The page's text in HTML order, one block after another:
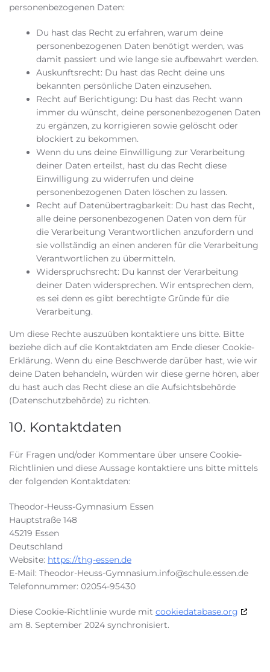
personenbezogenen Daten:
Du hast das Recht zu erfahren, warum deine
personenbezogenen Daten benötigt werden, was
damit passiert und wie lange sie aufbewahrt werden.
Auskunftsrecht: Du hast das Recht deine uns
bekannten persönliche Daten einzusehen.
Recht auf Berichtigung: Du hast das Recht wann
immer du wünscht, deine personenbezogenen Daten
zu ergänzen, zu korrigieren sowie gelöscht oder
blockiert zu bekommen.
Wenn du uns deine Einwilligung zur Verarbeitung
deiner Daten erteilst, hast du das Recht diese
Einwilligung zu widerrufen und deine
personenbezogenen Daten löschen zu lassen.
Recht auf Datenübertragbarkeit: Du hast das Recht,
alle deine personenbezogenen Daten von dem für
die Verarbeitung Verantwortlichen anzufordern und
sie vollständig an einen anderen für die Verarbeitung
Verantwortlichen zu übermitteln.
Widerspruchsrecht: Du kannst der Verarbeitung
deiner Daten widersprechen. Wir entsprechen dem,
es sei denn es gibt berechtigte Gründe für die
Verarbeitung.
Um diese Rechte auszuüben kontaktiere uns bitte. Bitte
beziehe dich auf die Kontaktdaten am Ende dieser Cookie-
Erklärung. Wenn du eine Beschwerde darüber hast, wie wir
deine Daten behandeln, würden wir diese gerne hören, aber
du hast auch das Recht diese an die Aufsichtsbehörde
(Datenschutzbehörde) zu richten.
10. Kontaktdaten
Für Fragen und/oder Kommentare über unsere Cookie-
Richtlinien und diese Aussage kontaktiere uns bitte mittels
der folgenden Kontaktdaten:
Theodor-Heuss-Gymnasium Essen
Hauptstraße 148
45219 Essen
Deutschland
Website: https://thg-essen.de
E-Mail: Theodor-Heuss-Gymnasium.info@schule.essen.de
Telefonnummer: 02054-95430
Diese Cookie-Richtlinie wurde mit cookiedatabase.org
am 8. September 2024 synchronisiert.